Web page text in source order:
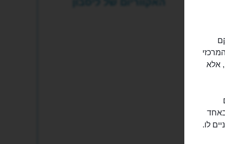
שהנושא המרכזי
אלא
באחד
לו.